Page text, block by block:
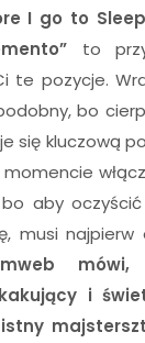
I go to
to
te pozycje.
bo
się kluczową
aby
musi najpierw
i